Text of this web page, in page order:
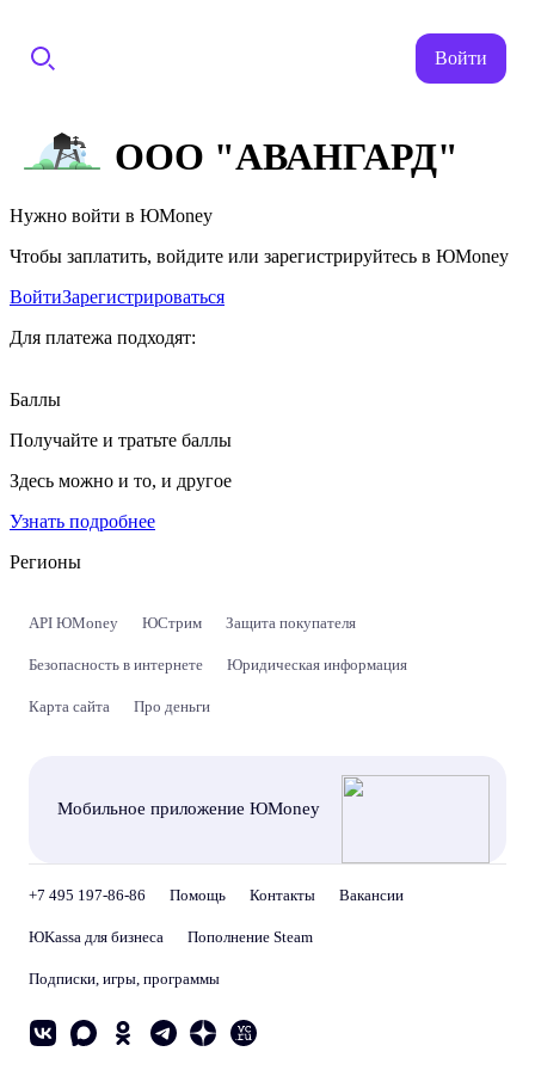
Войти
ООО "АВАНГАРД"
Нужно войти в ЮMoney
Чтобы заплатить, войдите или зарегистрируйтесь в ЮMoney
ВойтиЗарегистрироваться
Для платежа подходят:
Баллы
Получайте и тратьте баллы
Здесь можно и то, и другое
Узнать подробнее
Регионы
API ЮMoney ЮСтрим Защита покупателя
Безопасность в интернете Юридическая информация
Карта сайта Про деньги
Мобильное приложение ЮMoney
+7 495 197-86-86 Помощь Контакты Вакансии
ЮKassa для бизнеса Пополнение Steam
Подписки, игры, программы